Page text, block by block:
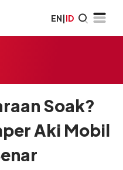
EN|ID
Soak?
Aki Mobil